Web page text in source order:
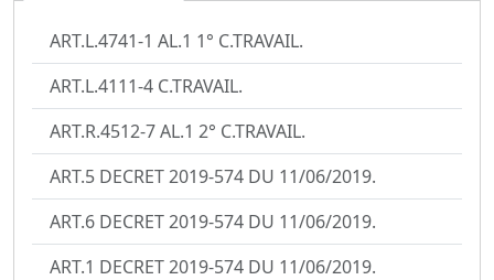
ART.L.4741-1 AL.1 1° C.TRAVAIL.
ART.L.4111-4 C.TRAVAIL.
ART.R.4512-7 AL.1 2° C.TRAVAIL.
ART.5 DECRET 2019-574 DU 11/06/2019.
ART.6 DECRET 2019-574 DU 11/06/2019.
ART.1 DECRET 2019-574 DU 11/06/2019.